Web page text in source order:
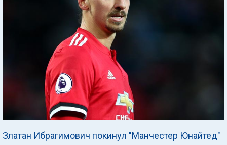
Златан Ибрагимович покинул "Манчестер Юнайтед"